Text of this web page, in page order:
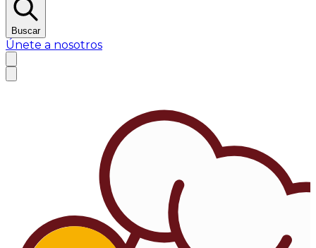
Buscar
Únete a nosotros